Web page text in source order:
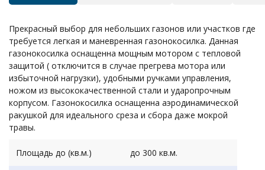
Прекрасный выбор для небольших газонов или участков где
требуется легкая и маневренная газонокосилка. Данная
газонокосилка оснащенна мощным мотором с тепловой
защитой ( отключится в случае прегрева мотора или
избыточной нагрузки), удобными ручками управления,
ножом из высококачественной стали и ударопрочным
корпусом. Газонокосилка оснащенна аэродинамической
ракушкой для идеального среза и сбора даже мокрой
травы.
Площадь до (кв.м.) до 300 кв.м.